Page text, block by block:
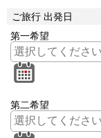
ご旅行 出発日
第一希望
第二希望